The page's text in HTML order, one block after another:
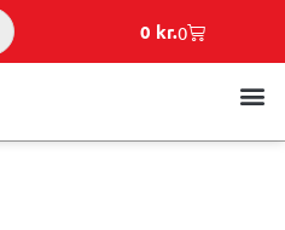
0 kr.0